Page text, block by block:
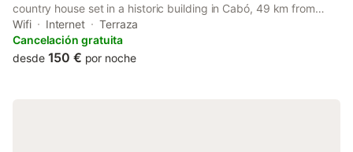
country house set in a historic building in Cabó, 49 km from
Estadi Comunal de Aixovall. With city views, this
accommodation provides a patio.
Wifi Internet
Terraza
Cancelación gratuita
desde 150 € por noche